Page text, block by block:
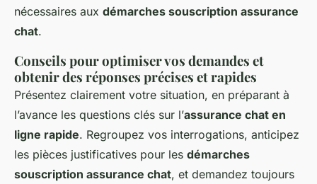
nécessaires aux démarches souscription assurance
chat.
Conseils pour optimiser vos demandes et
obtenir des réponses précises et rapides
Présentez clairement votre situation, en préparant à
l’avance les questions clés sur l’assurance chat en
ligne rapide. Regroupez vos interrogations, anticipez
les pièces justificatives pour les démarches
souscription assurance chat, et demandez toujours